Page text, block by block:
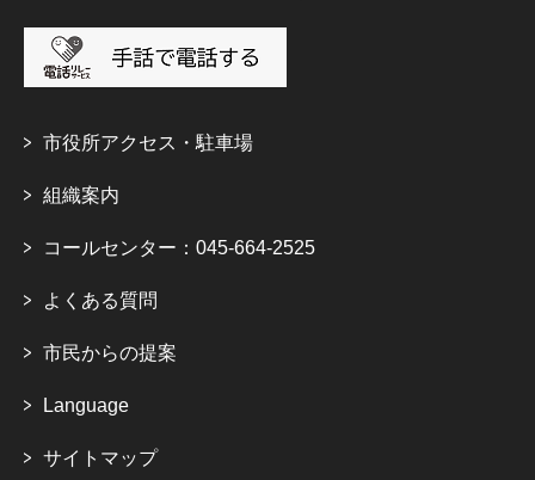
市役所アクセス・駐車場
組織案内
コールセンター：045-664-2525
よくある質問
市民からの提案
Language
サイトマップ